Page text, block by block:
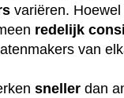
variëren. Hoewel
redelijk
van
sneller dan